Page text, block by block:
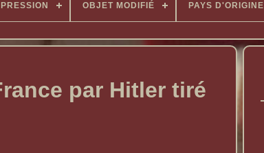
OBJET MODIFIÉ PAYS D'ORIGINE
par Hitler tiré